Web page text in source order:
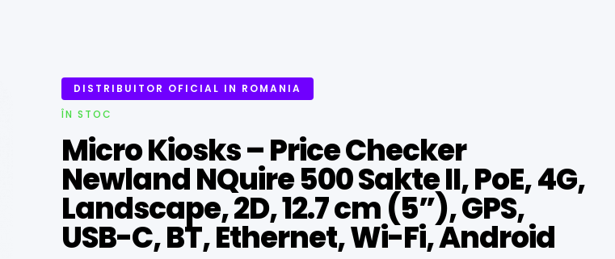
DISTRIBUITOR OFICIAL IN ROMANIA
ÎN STOC
Micro Kiosks – Price Checker
Newland NQuire 500 Sakte II, PoE, 4G,
Landscape, 2D, 12.7 cm (5”), GPS,
USB-C, BT, Ethernet, Wi-Fi, Android